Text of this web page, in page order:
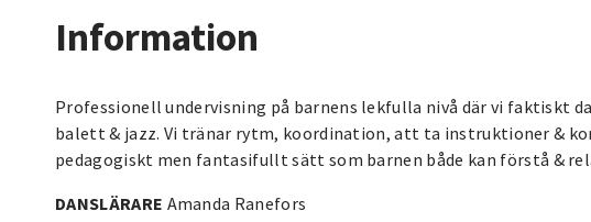
Information
Professionell undervisning på barnens lekfulla nivå där vi faktiskt
balett & jazz. Vi tränar rytm, koordination, att ta instruktioner &
pedagogiskt men fantasifullt sätt som barnen både kan förstå &
DANSLÄRARE Amanda Ranefors